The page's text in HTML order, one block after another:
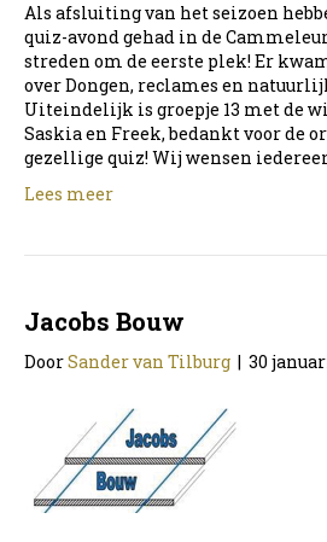
Als afsluiting van het seizoen
quiz-avond gehad in de
streden om de eerste plek! Er
over Dongen, reclames en
Uiteindelijk is groepje 13 met de
Saskia en Freek, bedankt voor de
gezellige quiz! Wij wensen
Lees meer
Jacobs Bouw
DoorSander van Tilburg | 30